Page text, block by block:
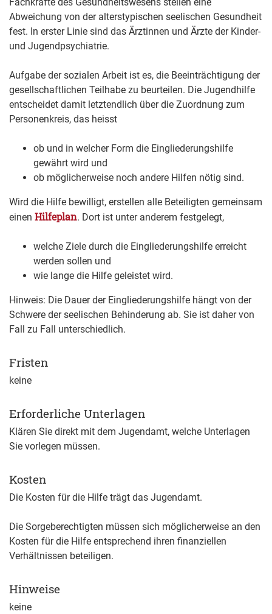
Abweichung von der alterstypischen seelischen Gesundheit
fest. In erster Linie sind das Ärztinnen und Ärzte der Kinder-
und Jugendpsychiatrie.
Aufgabe der sozialen Arbeit ist es, die Beeinträchtigung der
gesellschaftlichen Teilhabe zu beurteilen. Die Jugendhilfe
entscheidet damit letztendlich über die Zuordnung zum
Personenkreis, das heisst
ob und in welcher Form die Eingliederungshilfe
gewährt wird und
ob möglicherweise noch andere Hilfen nötig sind.
Wird die Hilfe bewilligt, erstellen alle Beteiligten gemeinsam
einen Hilfeplan. Dort ist unter anderem festgelegt,
welche Ziele durch die Eingliederungshilfe erreicht
werden sollen und
wie lange die Hilfe geleistet wird.
Hinweis: Die Dauer der Eingliederungshilfe hängt von der
Schwere der seelischen Behinderung ab. Sie ist daher von
Fall zu Fall unterschiedlich.
Fristen
keine
Erforderliche Unterlagen
Klären Sie direkt mit dem Jugendamt, welche Unterlagen
Sie vorlegen müssen.
Kosten
Die Kosten für die Hilfe trägt das Jugendamt.
Die Sorgeberechtigten müssen sich möglicherweise an den
Kosten für die Hilfe entsprechend ihren finanziellen
Verhältnissen beteiligen.
Hinweise
keine